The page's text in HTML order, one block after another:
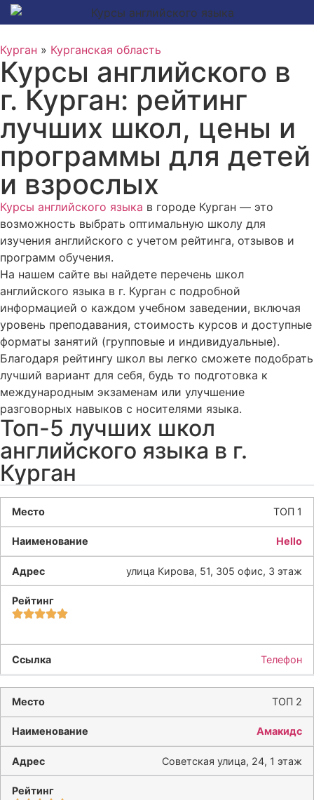
Курган » Курганская область
Курсы английского в
г. Курган: рейтинг
лучших школ, цены и
программы для детей
и взрослых
Курсы английского языка в городе Курган — это
возможность выбрать оптимальную школу для
изучения английского с учетом рейтинга, отзывов и
программ обучения.
На нашем сайте вы найдете перечень школ
английского языка в г. Курган с подробной
информацией о каждом учебном заведении, включая
уровень преподавания, стоимость курсов и доступные
форматы занятий (групповые и индивидуальные).
Благодаря рейтингу школ вы легко сможете подобрать
лучший вариант для себя, будь то подготовка к
международным экзаменам или улучшение
разговорных навыков с носителями языка.
Топ-5 лучших школ
английского языка в г.
Курган
ТОП 1
Hello
улица Кирова, 51, 305 офис, 3 этаж
Телефон
ТОП 2
Амакидс
Советская улица, 24, 1 этаж